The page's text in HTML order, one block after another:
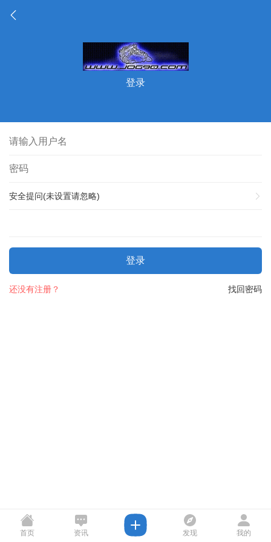
登录
安全提问(未设置请忽略)
登录
找回密码
还没有注册？
首页 资讯 发现 我的